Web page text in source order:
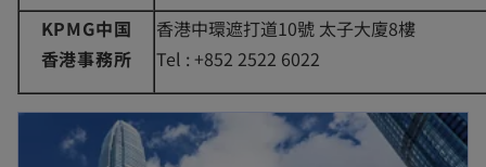
KPMG中国
香港事務所
香港中環遮打道10號 太子大廈8樓
Tel : +852 2522 6022